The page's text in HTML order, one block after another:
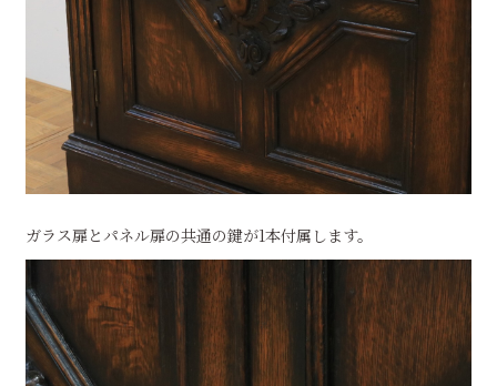
ガラス扉とパネル扉の共通の鍵が1本付属します。